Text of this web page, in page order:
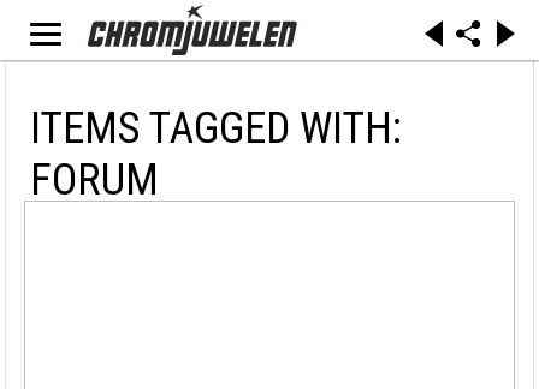
ITEMS TAGGED WITH:
FORUM